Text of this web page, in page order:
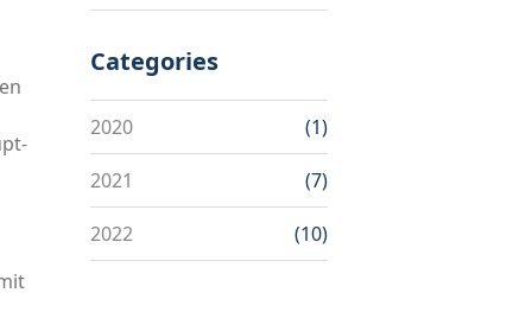
Categories
2020 (1)
2021 (7)
2022 (10)